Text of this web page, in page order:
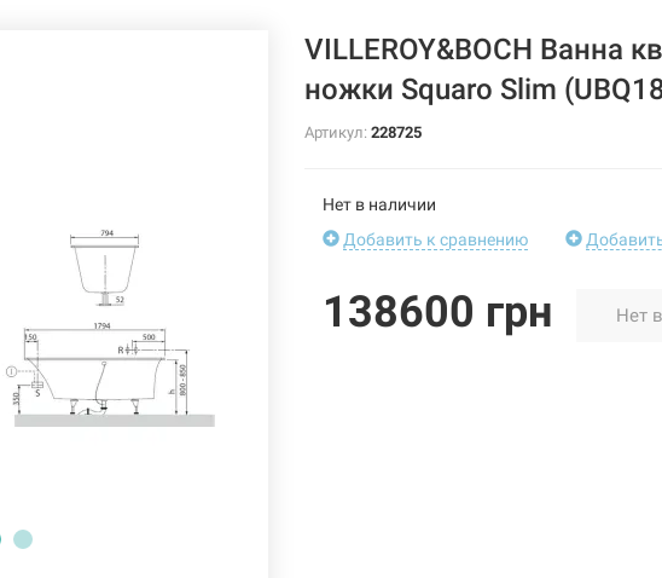
VILLEROY&BOCH Ванна
ножки Squaro Slim
Артикул: 228725
Нет в наличии
Добавить к сравнению
138600 грн Нет